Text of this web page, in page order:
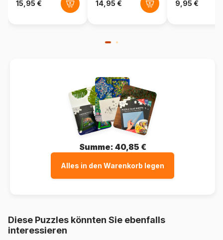
Verpackung Puzzlekarton
Summe: 40,85 €
Alles in den Warenkorb legen
Diese Puzzles könnten Sie ebenfalls
interessieren